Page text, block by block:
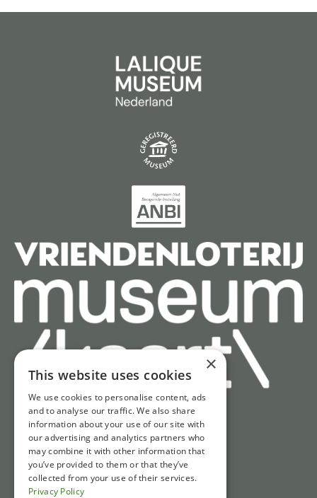
Snel naar
Tickets
Openingstijden
Route & parkeren
×
This website uses cookies
We use cookies to personalise content, ads
and to analyse our traffic. We also share
information about your use of our site with
our advertising and analytics partners who
may combine it with other information that
you’ve provided to them or that they’ve
collected from your use of their services.
Privacy Policy